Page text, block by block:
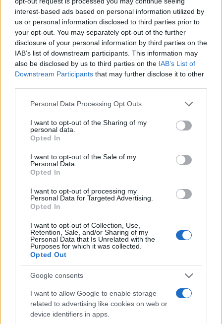
interest-based ads based on personal information utilized by
us or personal information disclosed to third parties prior to
your opt-out. You may separately opt-out of the further
disclosure of your personal information by third parties on the
IAB’s list of downstream participants. This information may
also be disclosed by us to third parties on the IAB’s List of
Downstream Participants that may further disclose it to other
Please note that this website/app uses one or more Google
not limited to your visit or usage behaviour. You may click to
grant or deny consent to Google and its third-party tags to
use your data for below specified purposes in below Google
consent section.
Personal Data Processing Opt Outs
I want to opt-out of the Sharing of my
personal data.
Opted In
I want to opt-out of the Sale of my
Personal Data.
Opted In
I want to opt-out of processing my
Personal Data for Targeted Advertising.
Opted In
I want to opt-out of Collection, Use,
Retention, Sale, and/or Sharing of my
Personal Data that Is Unrelated with the
Purposes for which it was collected.
Opted Out
Google consents
I want to allow Google to enable storage
related to advertising like cookies on web or
device identifiers in apps.
Continua a leggere
Come valutare infotainment, ADAS e OTA nelle auto
Andrea Conforti · 8 Ago 2026
RECENSIONI TECH